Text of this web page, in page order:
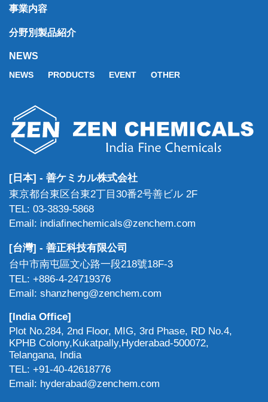
事業内容
分野別製品紹介
NEWS
NEWS PRODUCTS EVENT OTHER
[日本] - 善ケミカル株式会社
東京都台東区台東2丁目30番2号善ビル 2F
TEL: 03-3839-5868
Email: indiafinechemicals@zenchem.com
[台灣] - 善正科技有限公司
台中市南屯區文心路一段218號18F-3
TEL: +886-4-24719376
Email: shanzheng@zenchem.com
[India Office]
Plot No.284, 2nd Floor, MIG, 3rd Phase, RD No.4,
KPHB Colony,Kukatpally,Hyderabad-500072,
Telangana, India
TEL: +91-40-42618776
Email: hyderabad@zenchem.com